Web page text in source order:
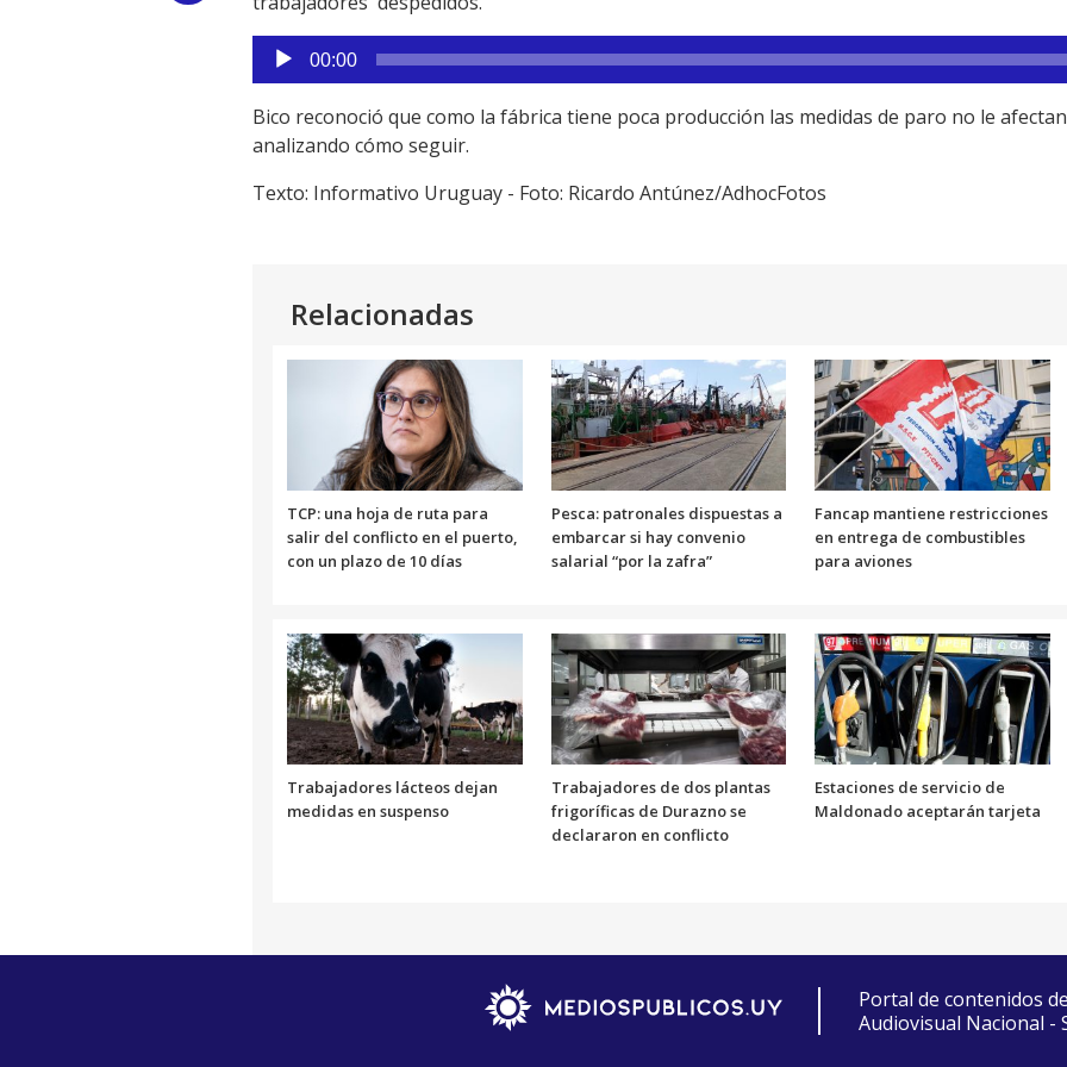
Link
Reproductor
de
audio
00:00
Bico reconoció que como la fábrica tiene poca producción las medidas de paro no le
analizando cómo seguir.
Texto: Informativo Uruguay - Foto: Ricardo Antúnez/AdhocFotos
Relacionadas
TCP: una hoja de ruta para
salir del conflicto en el puerto,
con un plazo de 10 días
Pesca: patronales dispuestas a
embarcar si hay convenio
salarial “por la zafra”
Fancap mantiene restricciones
en entrega de combustibles
para aviones
Trabajadores lácteos dejan
medidas en suspenso
Trabajadores de dos plantas
frigoríficas de Durazno se
declararon en conflicto
Estaciones de servicio de
Maldonado aceptarán tarjeta
Portal de contenidos
Audiovisual Nacional -